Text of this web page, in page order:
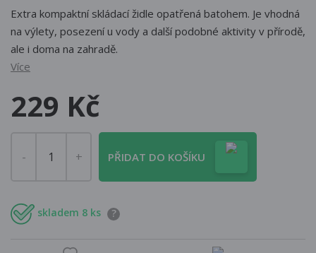
Extra kompaktní skládací židle opatřená batohem. Je vhodná
na výlety, posezení u vody a další podobné aktivity v přírodě,
ale i doma na zahradě.
Více
229 Kč
PŘIDAT DO KOŠÍKU
skladem 8 ks ?